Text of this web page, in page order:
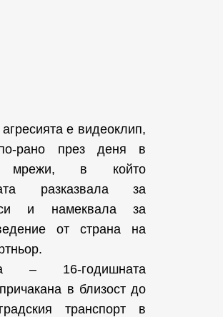
е видеоклип,
рано през деня в
мрежи, в който
разказвала за
си и намеквала за
от страна на
– 16-годишната
в близост до
транспорт в